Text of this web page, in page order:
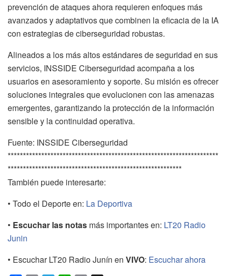
prevención de ataques ahora requieren enfoques más
avanzados y adaptativos que combinen la eficacia de la IA
con estrategias de ciberseguridad robustas.
Alineados a los más altos estándares de seguridad en sus
servicios, INSSIDE Ciberseguridad acompaña a los
usuarios en asesoramiento y soporte. Su misión es ofrecer
soluciones integrales que evolucionen con las amenazas
emergentes, garantizando la protección de la información
sensible y la continuidad operativa.
Fuente: INSSIDE Ciberseguridad
*********************************************************************
*********************************************************
También puede interesarte:
• Todo el Deporte en: La Deportiva
• Escuchar las notas más importantes en: LT20 Radio
Junin
• Escuchar LT20 Radio Junín en VIVO: Escuchar ahora